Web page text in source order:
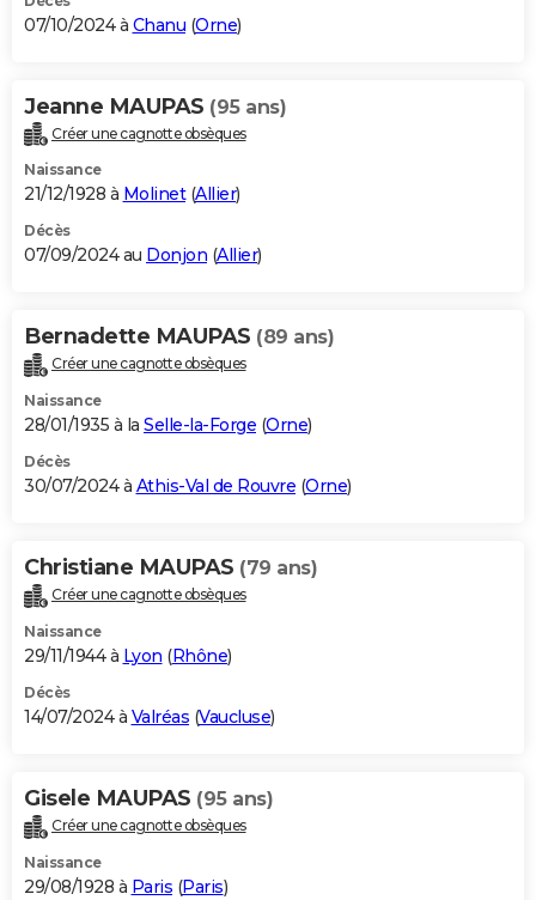
07/10/2024 à Chanu (Orne)
Jeanne MAUPAS (95 ans)
Créer une cagnotte obsèques
Naissance
21/12/1928 à Molinet(Allier)
Décès
07/09/2024 au Donjon (Allier)
Bernadette MAUPAS (89 ans)
Créer une cagnotte obsèques
Naissance
28/01/1935 à la Selle-la-Forge (Orne)
Décès
30/07/2024 à Athis-Val de Rouvre (Orne)
Christiane MAUPAS (79 ans)
Créer une cagnotte obsèques
Naissance
29/11/1944 à Lyon (Rhône)
Décès
14/07/2024 à Valréas (Vaucluse)
Gisele MAUPAS (95 ans)
Créer une cagnotte obsèques
Naissance
29/08/1928 à Paris (Paris)